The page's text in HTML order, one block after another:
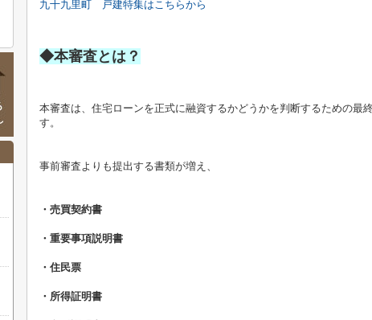
九十九里町 戸建特集はこちらから
◆本審査とは？
本審査は、住宅ローンを正式に融資するかどうかを判断するための最
す。
事前審査よりも提出する書類が増え、
・売買契約書
・重要事項説明書
・住民票
・所得証明書